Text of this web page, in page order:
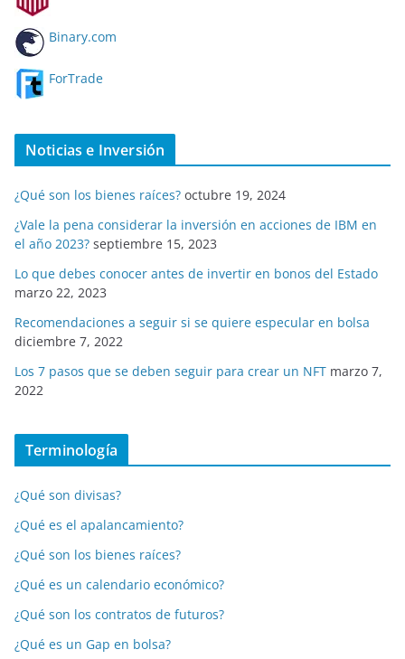
Binary.com
ForTrade
Noticias e Inversión
¿Qué son los bienes raíces? octubre 19, 2024
¿Vale la pena considerar la inversión en acciones de IBM en
el año 2023? septiembre 15, 2023
Lo que debes conocer antes de invertir en bonos del Estado
marzo 22, 2023
Recomendaciones a seguir si se quiere especular en bolsa
diciembre 7, 2022
Los 7 pasos que se deben seguir para crear un NFT marzo 7,
2022
Terminología
¿Qué son divisas?
¿Qué es el apalancamiento?
¿Qué son los bienes raíces?
¿Qué es un calendario económico?
¿Qué son los contratos de futuros?
¿Qué es un Gap en bolsa?